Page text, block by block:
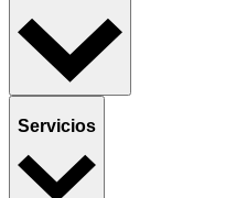
Nurse Practitioner
Courtland
MEET MELISHA